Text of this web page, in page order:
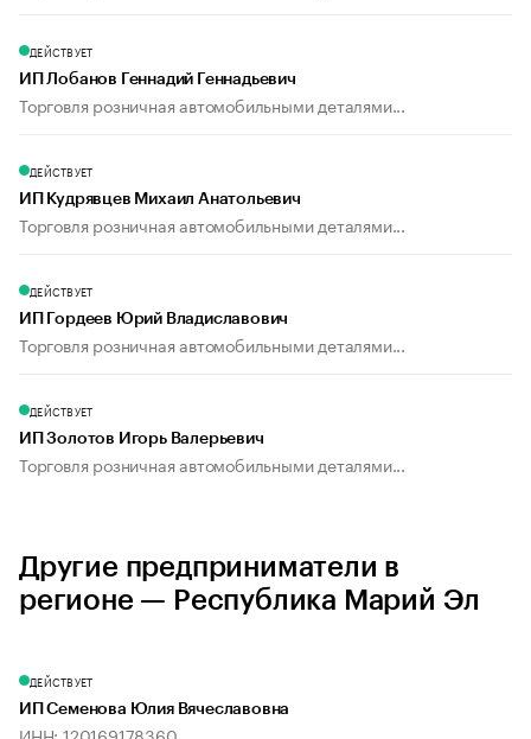
ДЕЙСТВУЕТ
ИП Лобанов Геннадий Геннадьевич
Торговля розничная автомобильными деталями...
ДЕЙСТВУЕТ
ИП Кудрявцев Михаил Анатольевич
Торговля розничная автомобильными деталями...
ДЕЙСТВУЕТ
ИП Гордеев Юрий Владиславович
Торговля розничная автомобильными деталями...
ДЕЙСТВУЕТ
ИП Золотов Игорь Валерьевич
Торговля розничная автомобильными деталями...
Другие предприниматели в
регионе — Республика Марий Эл
ДЕЙСТВУЕТ
ИП Семенова Юлия Вячеславовна